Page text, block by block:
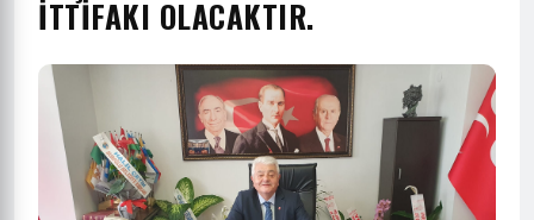
İTTIFAKI OLACAKTIR.